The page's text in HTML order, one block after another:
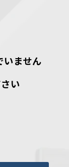
いません
い